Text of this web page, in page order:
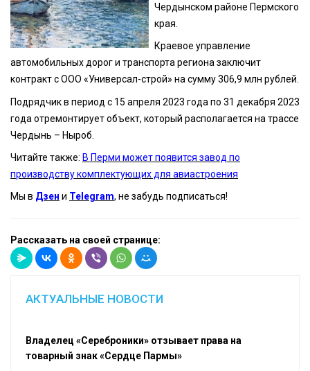
Чердынском районе Пермского
края.
Краевое управление
автомобильных дорог и транспорта региона заключит
контракт с ООО «Универсал-строй» на сумму 306,9 млн рублей.
Подрядчик в период с 15 апреля 2023 года по 31 декабря 2023
года отремонтирует объект, который располагается на трассе
Чердынь – Ныроб.
Читайте также: В Перми может появится завод по
производству комплектующих для авиастроения
Мы в Дзен и Telegram, не забудь подписаться!
Рассказать на своей странице:
АКТУАЛЬНЫЕ НОВОСТИ
Владелец «Сереброники» отзывает права на
товарный знак «Сердце Пармы»